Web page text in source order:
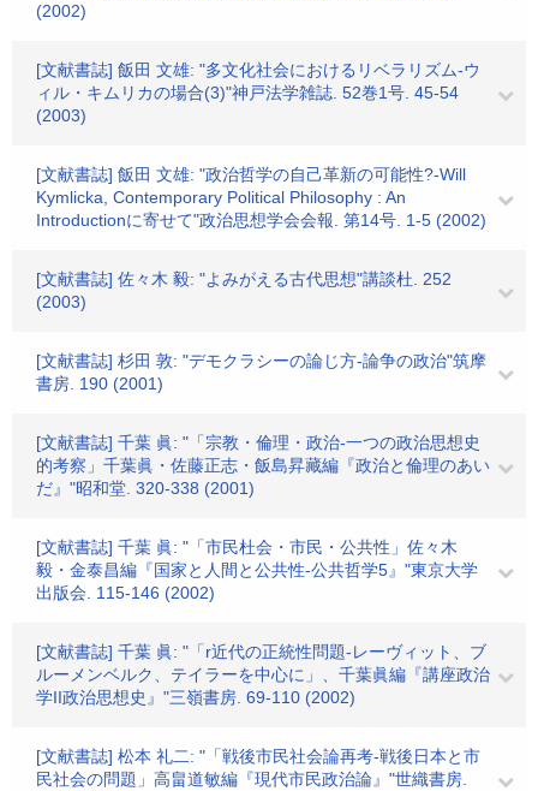
(2002)
[文献書誌] 飯田 文雄: "多文化社会におけるリベラリズム-ウ
ィル・キムリカの場合(3)"神戸法学雑誌. 52巻1号. 45-54
(2003)
[文献書誌] 飯田 文雄: "政治哲学の自己革新の可能性?-Will
Kymlicka, Contemporary Political Philosophy : An
Introductionに寄せて"政治思想学会会報. 第14号. 1-5 (2002)
[文献書誌] 佐々木 毅: "よみがえる古代思想"講談杜. 252
(2003)
[文献書誌] 杉田 敦: "デモクラシーの論じ方-論争の政治"筑摩
書房. 190 (2001)
[文献書誌] 千葉 眞: "「宗教・倫理・政治-一つの政治思想史
的考察」千葉眞・佐藤正志・飯島昇藏編『政治と倫理のあい
だ』"昭和堂. 320-338 (2001)
[文献書誌] 千葉 眞: "「市民杜会・市民・公共性」佐々木
毅・金泰昌編『国家と人間と公共性-公共哲学5』"東京大学
出版会. 115-146 (2002)
[文献書誌] 千葉 眞: "「r近代の正統性問題-レーヴィット、ブ
ルーメンベルク、テイラーを中心に」、千葉眞編『講座政治
学II政治思想史』"三嶺書房. 69-110 (2002)
[文献書誌] 松本 礼二: "「戦後市民社会論再考-戦後日本と市
民社会の問題」高畠道敏編『現代市民政治論』"世織書房.